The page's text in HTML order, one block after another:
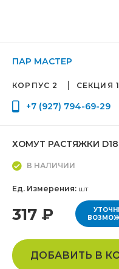
ПАР МАСТЕР
КОРПУС 2 СЕКЦИЯ
+7 (927) 794-69-29
ХОМУТ РАСТЯЖКИ
В НАЛИЧИИ
Ед. Измерения: шт
317 ₽
ДОБАВИТЬ В